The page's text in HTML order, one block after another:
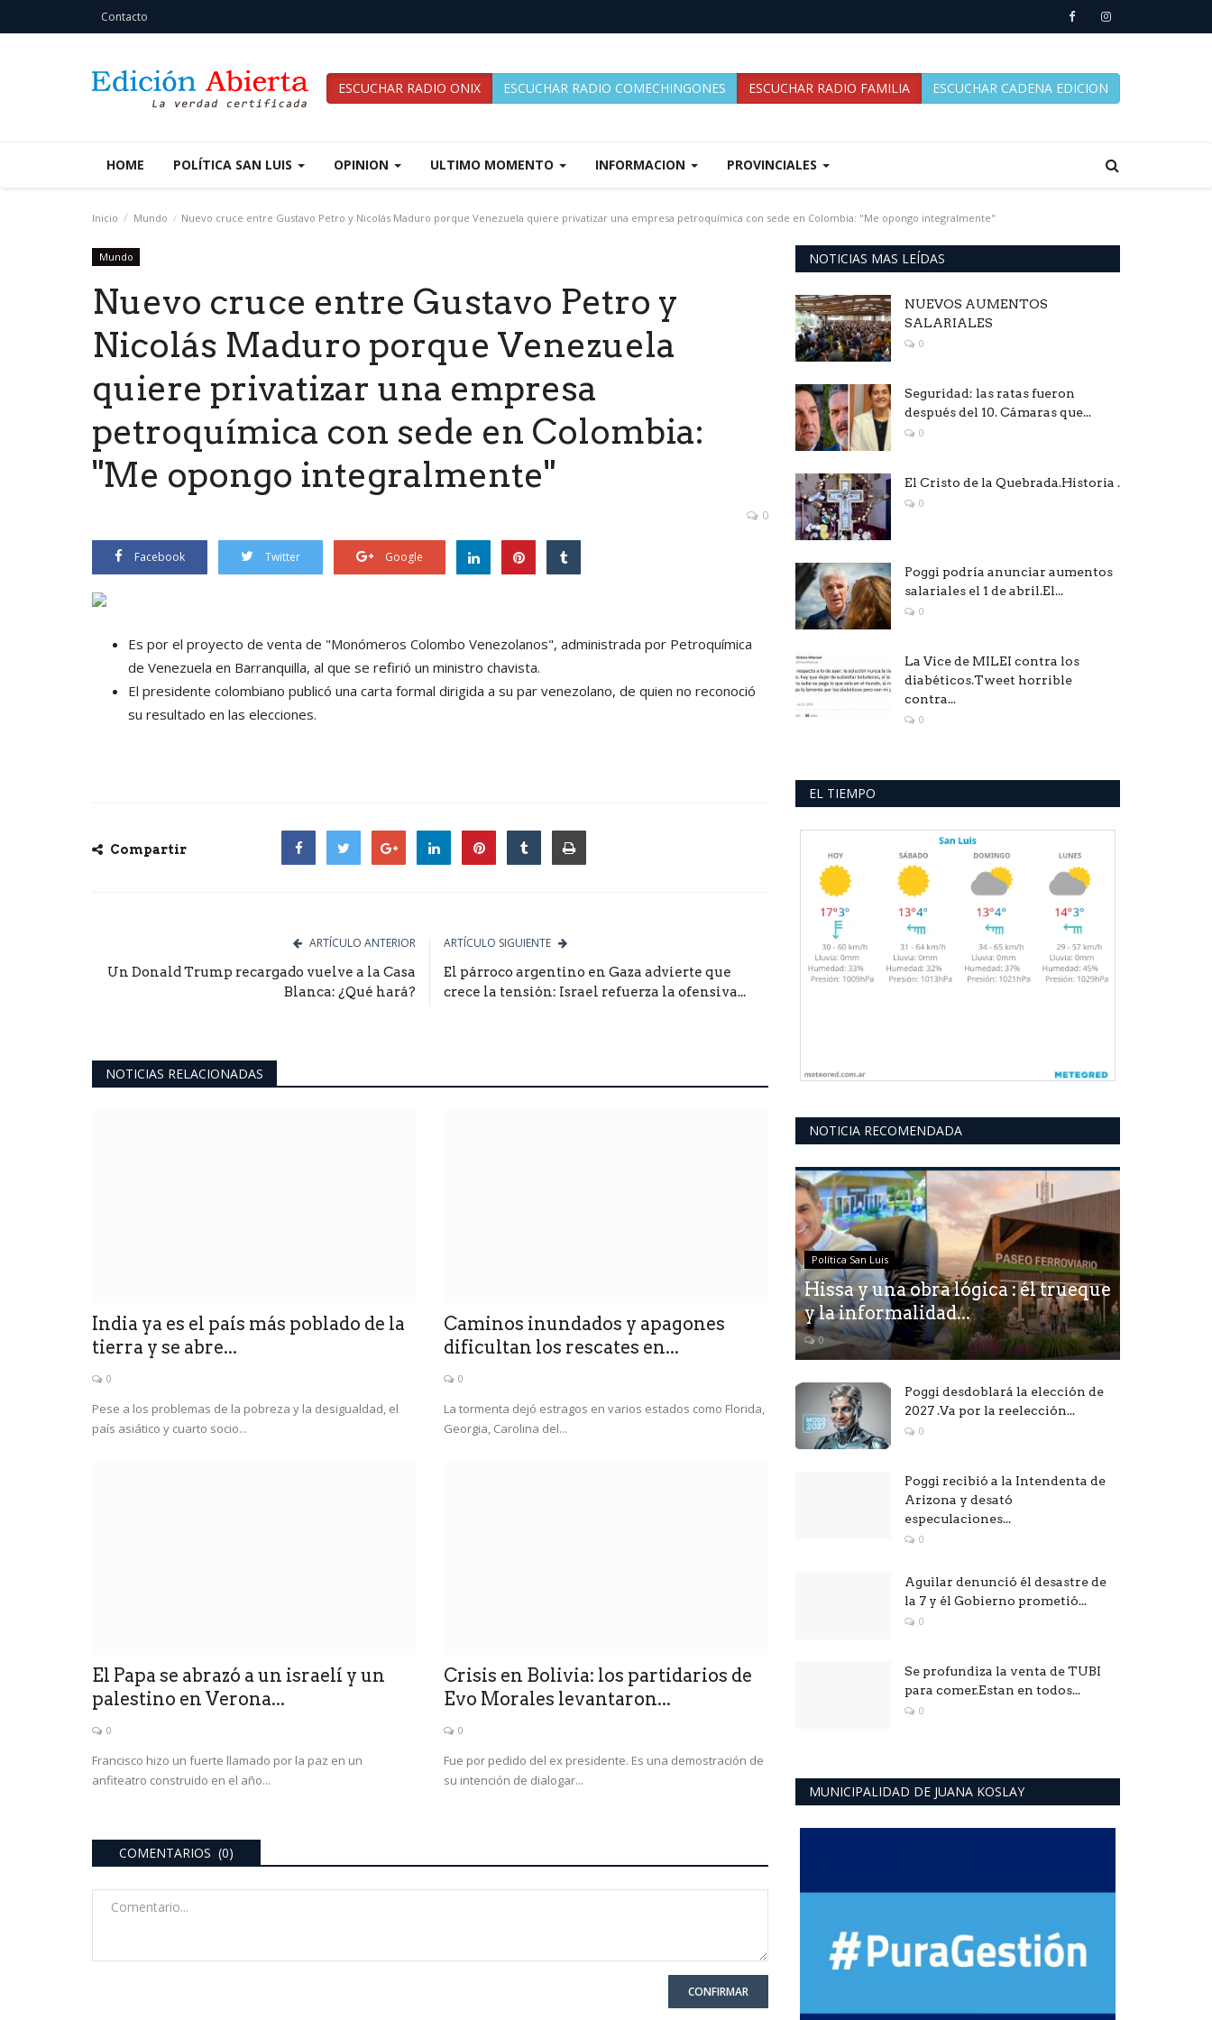
Contacto
ESCUCHAR RADIO ONIX ESCUCHAR RADIO COMECHINGONES ESCUCHAR RADIO FAMILIA ESCUCHAR CADENA EDICION
HOME POLÍTICA SAN LUIS OPINION ULTIMO MOMENTO INFORMACION PROVINCIALES
Inicio Mundo Nuevo cruce entre Gustavo Petro y Nicolás Maduro porque Venezuela quiere privatizar una empresa petroquímica con sede en Colombia: "Me opongo integralmente"
Mundo
Nuevo cruce entre Gustavo Petro y
Nicolás Maduro porque Venezuela
quiere privatizar una empresa
petroquímica con sede en Colombia:
"Me opongo integralmente"
0
Facebook Twitter Google
Es por el proyecto de venta de "Monómeros Colombo Venezolanos", administrada por Petroquímica
de Venezuela en Barranquilla, al que se refirió un ministro chavista.
El presidente colombiano publicó una carta formal dirigida a su par venezolano, de quien no reconoció
su resultado en las elecciones.
Compartir
ARTÍCULO ANTERIOR
Un Donald Trump recargado vuelve a la Casa
Blanca: ¿Qué hará?
ARTÍCULO SIGUIENTE
El párroco argentino en Gaza advierte que
crece la tensión: Israel refuerza la ofensiva...
NOTICIAS RELACIONADAS
India ya es el país más poblado de la
tierra y se abre...
0
Pese a los problemas de la pobreza y la desigualdad, el
país asiático y cuarto socio...
Caminos inundados y apagones
dificultan los rescates en...
0
La tormenta dejó estragos en varios estados como Florida,
Georgia, Carolina del...
El Papa se abrazó a un israelí y un
palestino en Verona...
0
Francisco hizo un fuerte llamado por la paz en un
anfiteatro construido en el año...
Crisis en Bolivia: los partidarios de
Evo Morales levantaron...
0
Fue por pedido del ex presidente. Es una demostración de
su intención de dialogar...
COMENTARIOS (0)
CONFIRMAR
NOTICIAS MAS LEÍDAS
NUEVOS AUMENTOS
SALARIALES
0
Seguridad: las ratas fueron
después del 10. Cámaras que...
0
El Cristo de la Quebrada.Historia .
0
Poggi podría anunciar aumentos
salariales el 1 de abril.El...
0
La Vice de MILEI contra los
diabéticos.Tweet horrible
contra...
0
EL TIEMPO
NOTICIA RECOMENDADA
Política San Luis
Hissa y una obra lógica : él trueque
y la informalidad...
0
Poggi desdoblará la elección de
2027 .Va por la reelección...
0
Poggi recibió a la Intendenta de
Arizona y desató
especulaciones...
0
Aguilar denunció él desastre de
la 7 y él Gobierno prometió...
0
Se profundiza la venta de TUBI
para comer.Estan en todos...
0
MUNICIPALIDAD DE JUANA KOSLAY